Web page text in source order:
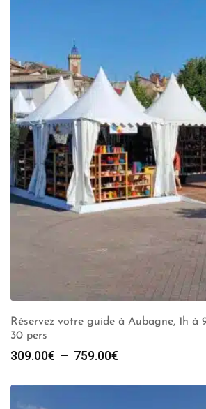
Réservez votre guide à Aubagne, 1h à
30 pers
309.00€ – 759.00€
prix :